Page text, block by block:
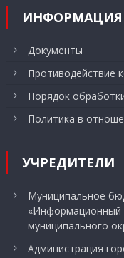
ИНФОРМАЦИЯ
Документы
Противодействие
Порядок
Политика в
УЧРЕДИТЕЛИ
Муниципальное
«Информационный
муниципального
Администрация